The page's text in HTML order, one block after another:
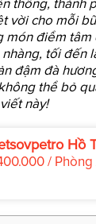
vời cho mỗi
món điểm
tối đến
đậm đà
thể bỏ
này!
Hồ
/